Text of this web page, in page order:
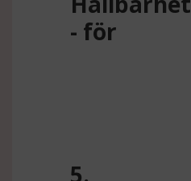
- för
5.